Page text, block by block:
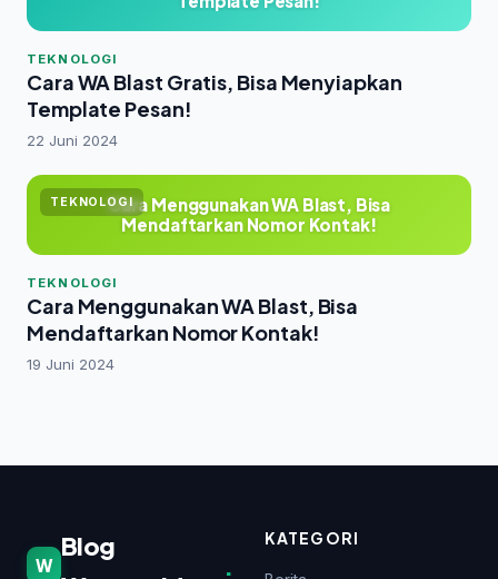
TEKNOLOGI
Cara WA Blast Gratis, Bisa Menyiapkan
Template Pesan!
22 Juni 2024
TEKNOLOGICara Menggunakan WA Blast, Bisa
Mendaftarkan Nomor Kontak!
TEKNOLOGI
Cara Menggunakan WA Blast, Bisa
Mendaftarkan Nomor Kontak!
19 Juni 2024
W
Blog
.
KATEGORI